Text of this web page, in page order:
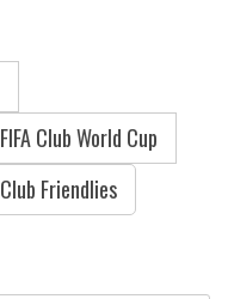
FIFA Club World Cup
Club Friendlies